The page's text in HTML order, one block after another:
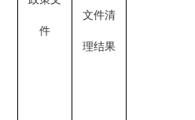
件
文件清
理结果